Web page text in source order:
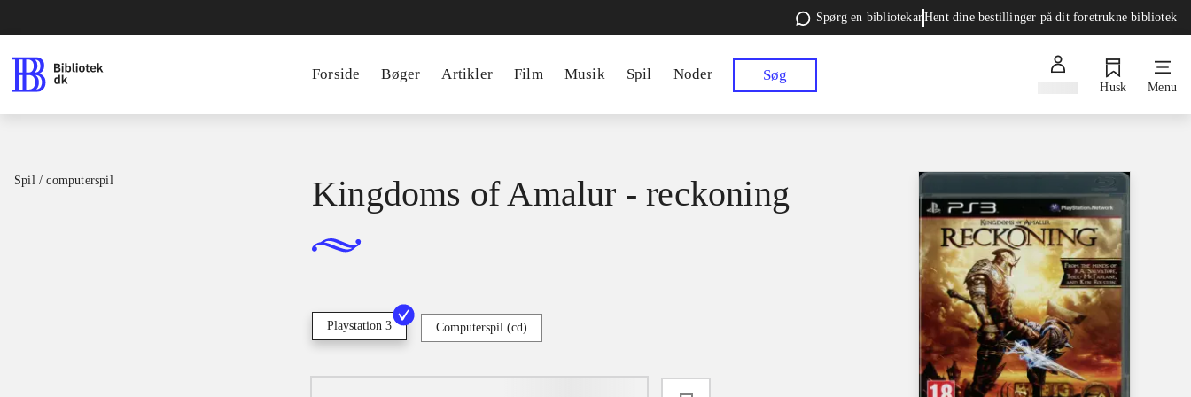
Spørg en bibliotekarHent dine bestillinger på dit foretrukne bibliotek
Forside Bøger Artikler Film Musik Spil Noder Søg
Husk Menu
Spil / computerspil Kingdoms of Amalur - reckoning
Playstation 3 Computerspil (cd)